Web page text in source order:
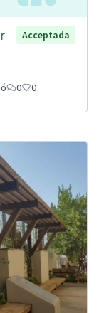
Acceptada
0 0